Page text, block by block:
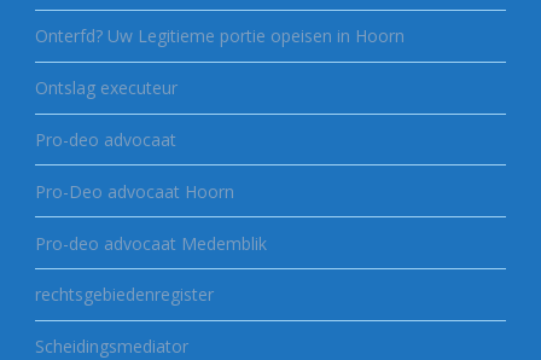
Onterfd? Uw Legitieme portie opeisen in Hoorn
Ontslag executeur
Pro-deo advocaat
Pro-Deo advocaat Hoorn
Pro-deo advocaat Medemblik
rechtsgebiedenregister
Scheidingsmediator